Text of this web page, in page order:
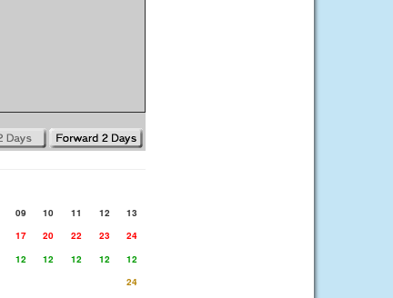
09 10 11 12
13
17 20 22 23
24
12 12 12 12
12
24